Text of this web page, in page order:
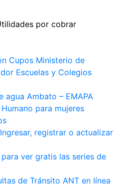
Cupos Ministerio de
Escuelas y Colegios
agua Ambato – EMAPA
para mujeres
registrar o actualizar
ver gratis las series de
de Tránsito ANT en línea